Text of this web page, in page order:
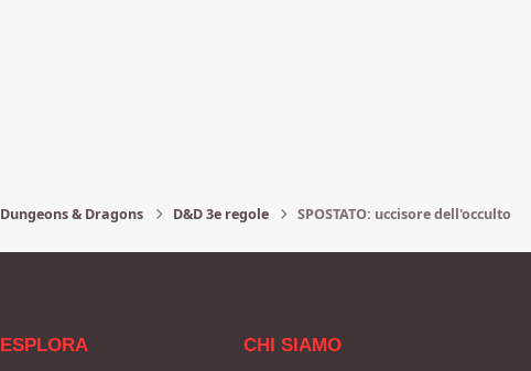
Dungeons & Dragons D&D 3e regole SPOSTATO: uccisore dell'occulto
ESPLORA CHI SIAMO